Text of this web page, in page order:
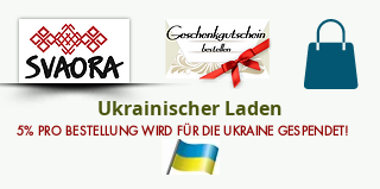
5% PRO BESTELLUNG WIRD FÜR DIE UKRAINE GESPENDET!
Ukrainischer Laden